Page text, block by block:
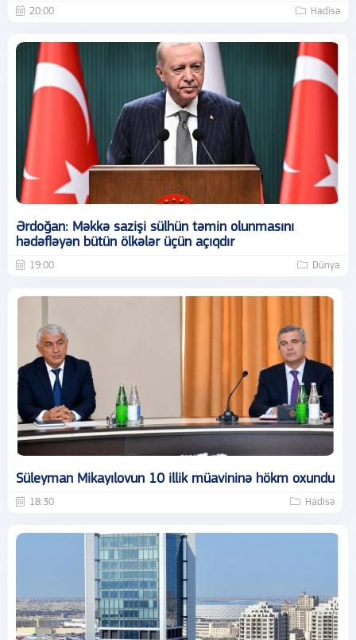
20:00 Hadisə
Ərdoğan: Məkkə sazişi sülhün təmin olunmasını
hədəfləyən bütün ölkələr üçün açıqdır
19:00 Dünya
Süleyman Mikayılovun 10 illik müavininə hökm oxundu
18:30 Hadisə